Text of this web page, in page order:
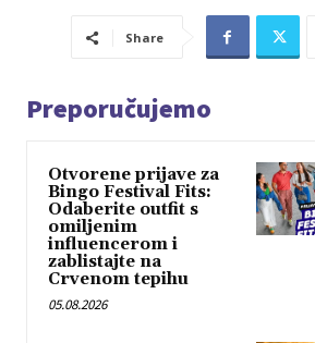
Share
Preporučujemo
Otvorene prijave za
Bingo Festival Fits:
Odaberite outfit s
omiljenim
influencerom i
zablistajte na
Crvenom tepihu
05.08.2026